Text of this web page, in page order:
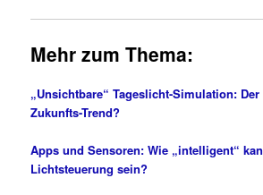
Mehr zum Thema:
„Unsichtbare“ Tageslicht-Simulation:
Zukunfts-Trend?
Apps und Sensoren: Wie „intelligent“
Lichtsteuerung sein?